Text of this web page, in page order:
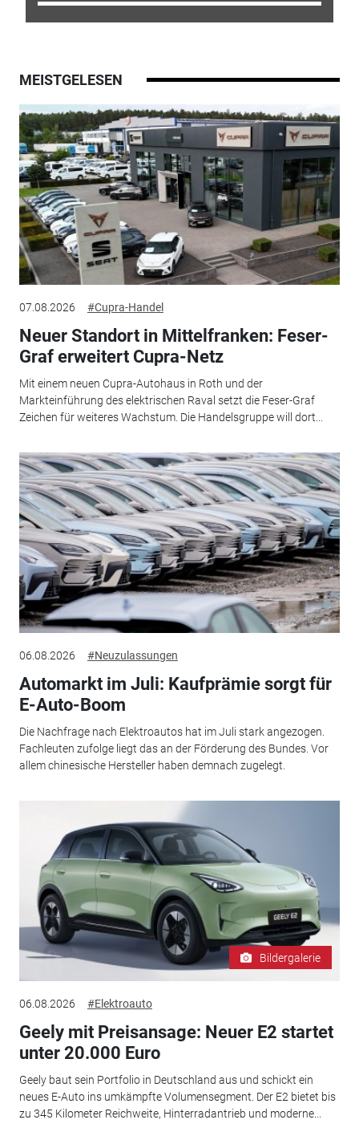
MEISTGELESEN
07.08.2026 #Cupra-Handel
Neuer Standort in Mittelfranken: Feser-
Graf erweitert Cupra-Netz
Mit einem neuen Cupra-Autohaus in Roth und der
Markteinführung des elektrischen Raval setzt die Feser-Graf
Zeichen für weiteres Wachstum. Die Handelsgruppe will dort...
06.08.2026 #Neuzulassungen
Automarkt im Juli: Kaufprämie sorgt für
E-Auto-Boom
Die Nachfrage nach Elektroautos hat im Juli stark angezogen.
Fachleuten zufolge liegt das an der Förderung des Bundes. Vor
allem chinesische Hersteller haben demnach zugelegt.
Bildergalerie
06.08.2026 #Elektroauto
Geely mit Preisansage: Neuer E2 startet
unter 20.000 Euro
Geely baut sein Portfolio in Deutschland aus und schickt ein
neues E-Auto ins umkämpfte Volumensegment. Der E2 bietet bis
zu 345 Kilometer Reichweite, Hinterradantrieb und moderne...